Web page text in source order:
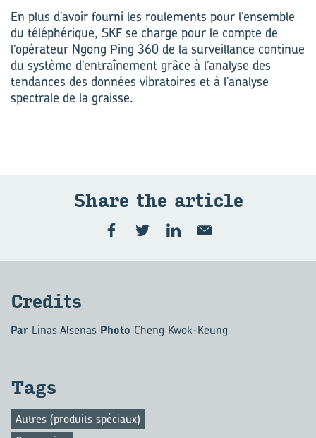
En plus d’avoir fourni les roulements pour l’ensemble
du téléphérique, SKF se charge pour le compte de
l’opérateur Ngong Ping 360 de la surveillance continue
du système d’entraînement grâce à l’analyse des
tendances des données vibratoires et à l’analyse
spectrale de la graisse.
Share the ar­ticle
Cre­dits
Par Linas Alsenas Photo Cheng Kwok-Keung
Tags
Autres (produits spéciaux)